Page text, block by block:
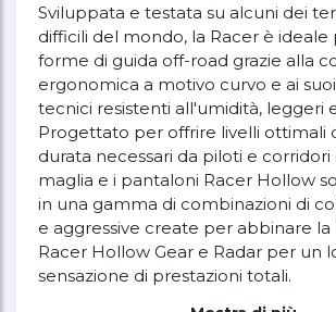
Sviluppata e testata su alcuni dei
difficili del mondo, la Racer è
forme di guida off-road grazie alla
ergonomica a motivo curvo e ai
tecnici resistenti all'umidità, leggeri
Progettato per offrire livelli ottimali
durata necessari da piloti e corridori
maglia e i pantaloni Racer Hollow
in una gamma di combinazioni di
e aggressive create per abbinare la
Racer Hollow Gear e Radar per un
sensazione di prestazioni totali.